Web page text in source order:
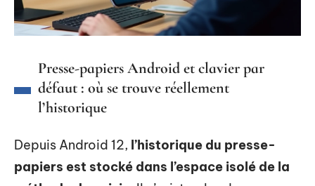
Presse-papiers Android et clavier par
défaut : où se trouve réellement
l’historique
Depuis Android 12, l’historique du presse-
papiers est stocké dans l’espace isolé de la